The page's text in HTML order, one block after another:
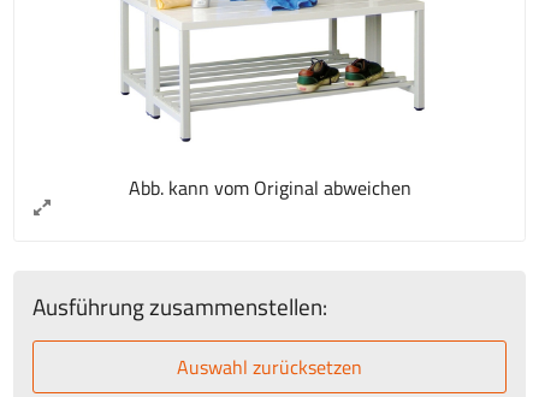
Abb. kann vom Original abweichen
Ausführung zusammenstellen:
Auswahl zurücksetzen